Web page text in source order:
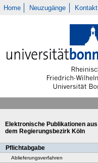
Home Neuzugänge Kontakt
Elektronische Publikationen aus
dem Regierungsbezirk Köln
Pflichtabgabe
Ablieferungsverfahren